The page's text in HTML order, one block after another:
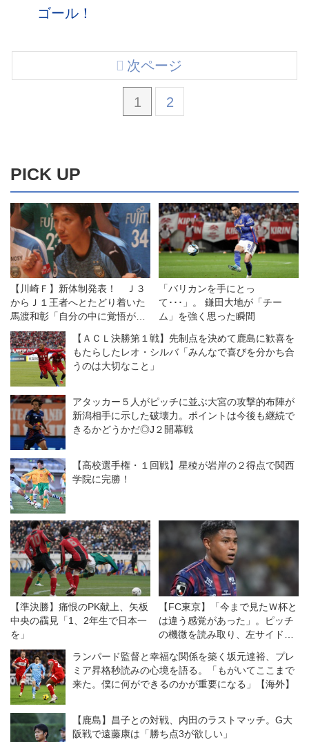
ゴール！
1 2
次ページ
PICK UP
【川崎Ｆ】新体制発表！ Ｊ３
からＪ１王者へとたどり着いた
馬渡和彰「自分の中に覚悟があ
った」
「バリカンを手にとっ
て･･･」。 鎌田大地が「チー
ム」を強く思った瞬間
【ＡＣＬ決勝第１戦】先制点を決めて鹿島に歓喜を
もたらしたレオ・シルバ「みんなで喜びを分かち合
うのは大切なこと」
アタッカー５人がピッチに並ぶ大宮の攻撃的布陣が
新潟相手に示した破壊力。ポイントは今後も継続で
きるかどうかだ◎J２開幕戦
【高校選手権・１回戦】星稜が岩岸の２得点で関西
学院に完勝！
【準決勝】痛恨のPK献上、矢板
中央の靍見「1、2年生で日本一
を」
【FC東京】「今まで見たＷ杯と
は違う感覚があった」。ピッチ
の機微を読み取り、左サイドで
史扶、その復活がチームをさら
に前進させる！
ランパード監督と幸福な関係を築く坂元達裕、プレ
ミア昇格秒読みの心境を語る。「もがいてここまで
来た。僕に何ができるのかが重要になる」【海外】
【鹿島】昌子との対戦、内田のラストマッチ。G大
阪戦で遠藤康は「勝ち点3が欲しい」